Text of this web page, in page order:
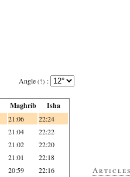
Angle (?) :
Maghrib Isha
21:06 22:24
21:04 22:22
21:02 22:20
21:01 22:18
20:59 22:16